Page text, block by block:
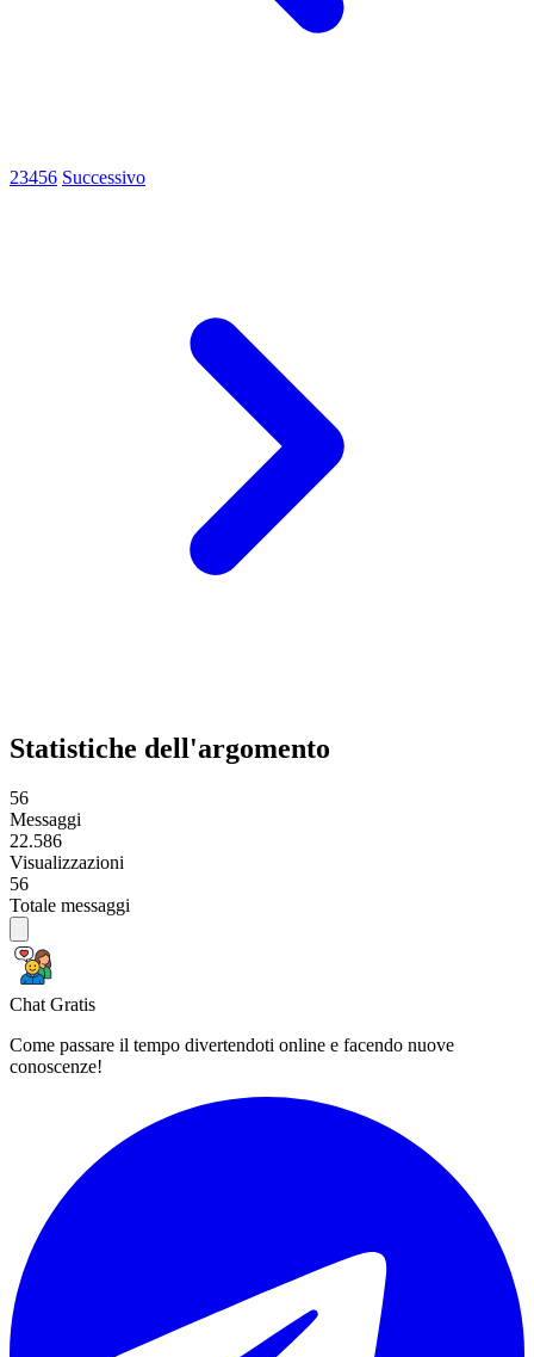
23456 Successivo
Statistiche dell'argomento
56
Messaggi
22.586
Visualizzazioni
56
Totale messaggi
Chat Gratis
Come passare il tempo divertendoti online e facendo nuove
conoscenze!